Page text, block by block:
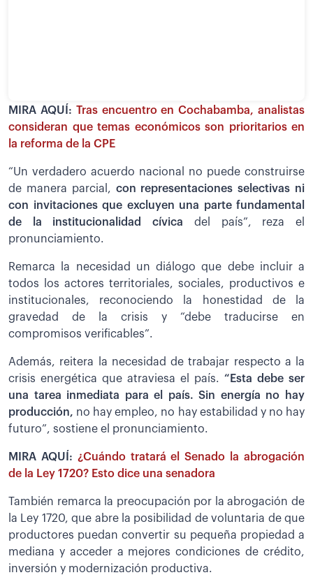
MIRA AQUÍ: Tras encuentro en Cochabamba, analistas
consideran que temas económicos son prioritarios en
la reforma de la CPE
“Un verdadero acuerdo nacional no puede construirse
de manera parcial, con representaciones selectivas ni
con invitaciones que excluyen una parte fundamental
de la institucionalidad cívica del país”, reza el
pronunciamiento.
Remarca la necesidad un diálogo que debe incluir a
todos los actores territoriales, sociales, productivos e
institucionales, reconociendo la honestidad de la
gravedad de la crisis y “debe traducirse en
compromisos verificables”.
Además, reitera la necesidad de trabajar respecto a la
crisis energética que atraviesa el país. “Esta debe ser
una tarea inmediata para el país. Sin energía no hay
producción, no hay empleo, no hay estabilidad y no hay
futuro”, sostiene el pronunciamiento.
MIRA AQUÍ: ¿Cuándo tratará el Senado la abrogación
de la Ley 1720? Esto dice una senadora
También remarca la preocupación por la abrogación de
la Ley 1720, que abre la posibilidad de voluntaria de que
productores puedan convertir su pequeña propiedad a
mediana y acceder a mejores condiciones de crédito,
inversión y modernización productiva.